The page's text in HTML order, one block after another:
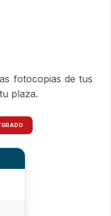
fotocopias de tus
plaza.